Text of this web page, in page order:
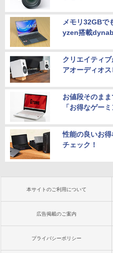
メモリ32GBで
yzen搭載
クリエイティ
アオーディオ
お値段そのま
「お得なゲー
性能の良いお
チェック！
本サイトのご利用について
広告掲載のご案内
プライバシーポリシー